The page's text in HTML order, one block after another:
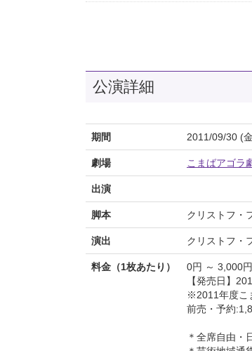
公演詳細
期間 2011/09/30 (
劇場 こまばアゴラ
出演
脚本 クリストフ・
演出 クリストフ・
料金（1枚あたり）
0円 ～ 3,000円
【発売日】
※2011年度こ
前売・予約
＊全席自由・